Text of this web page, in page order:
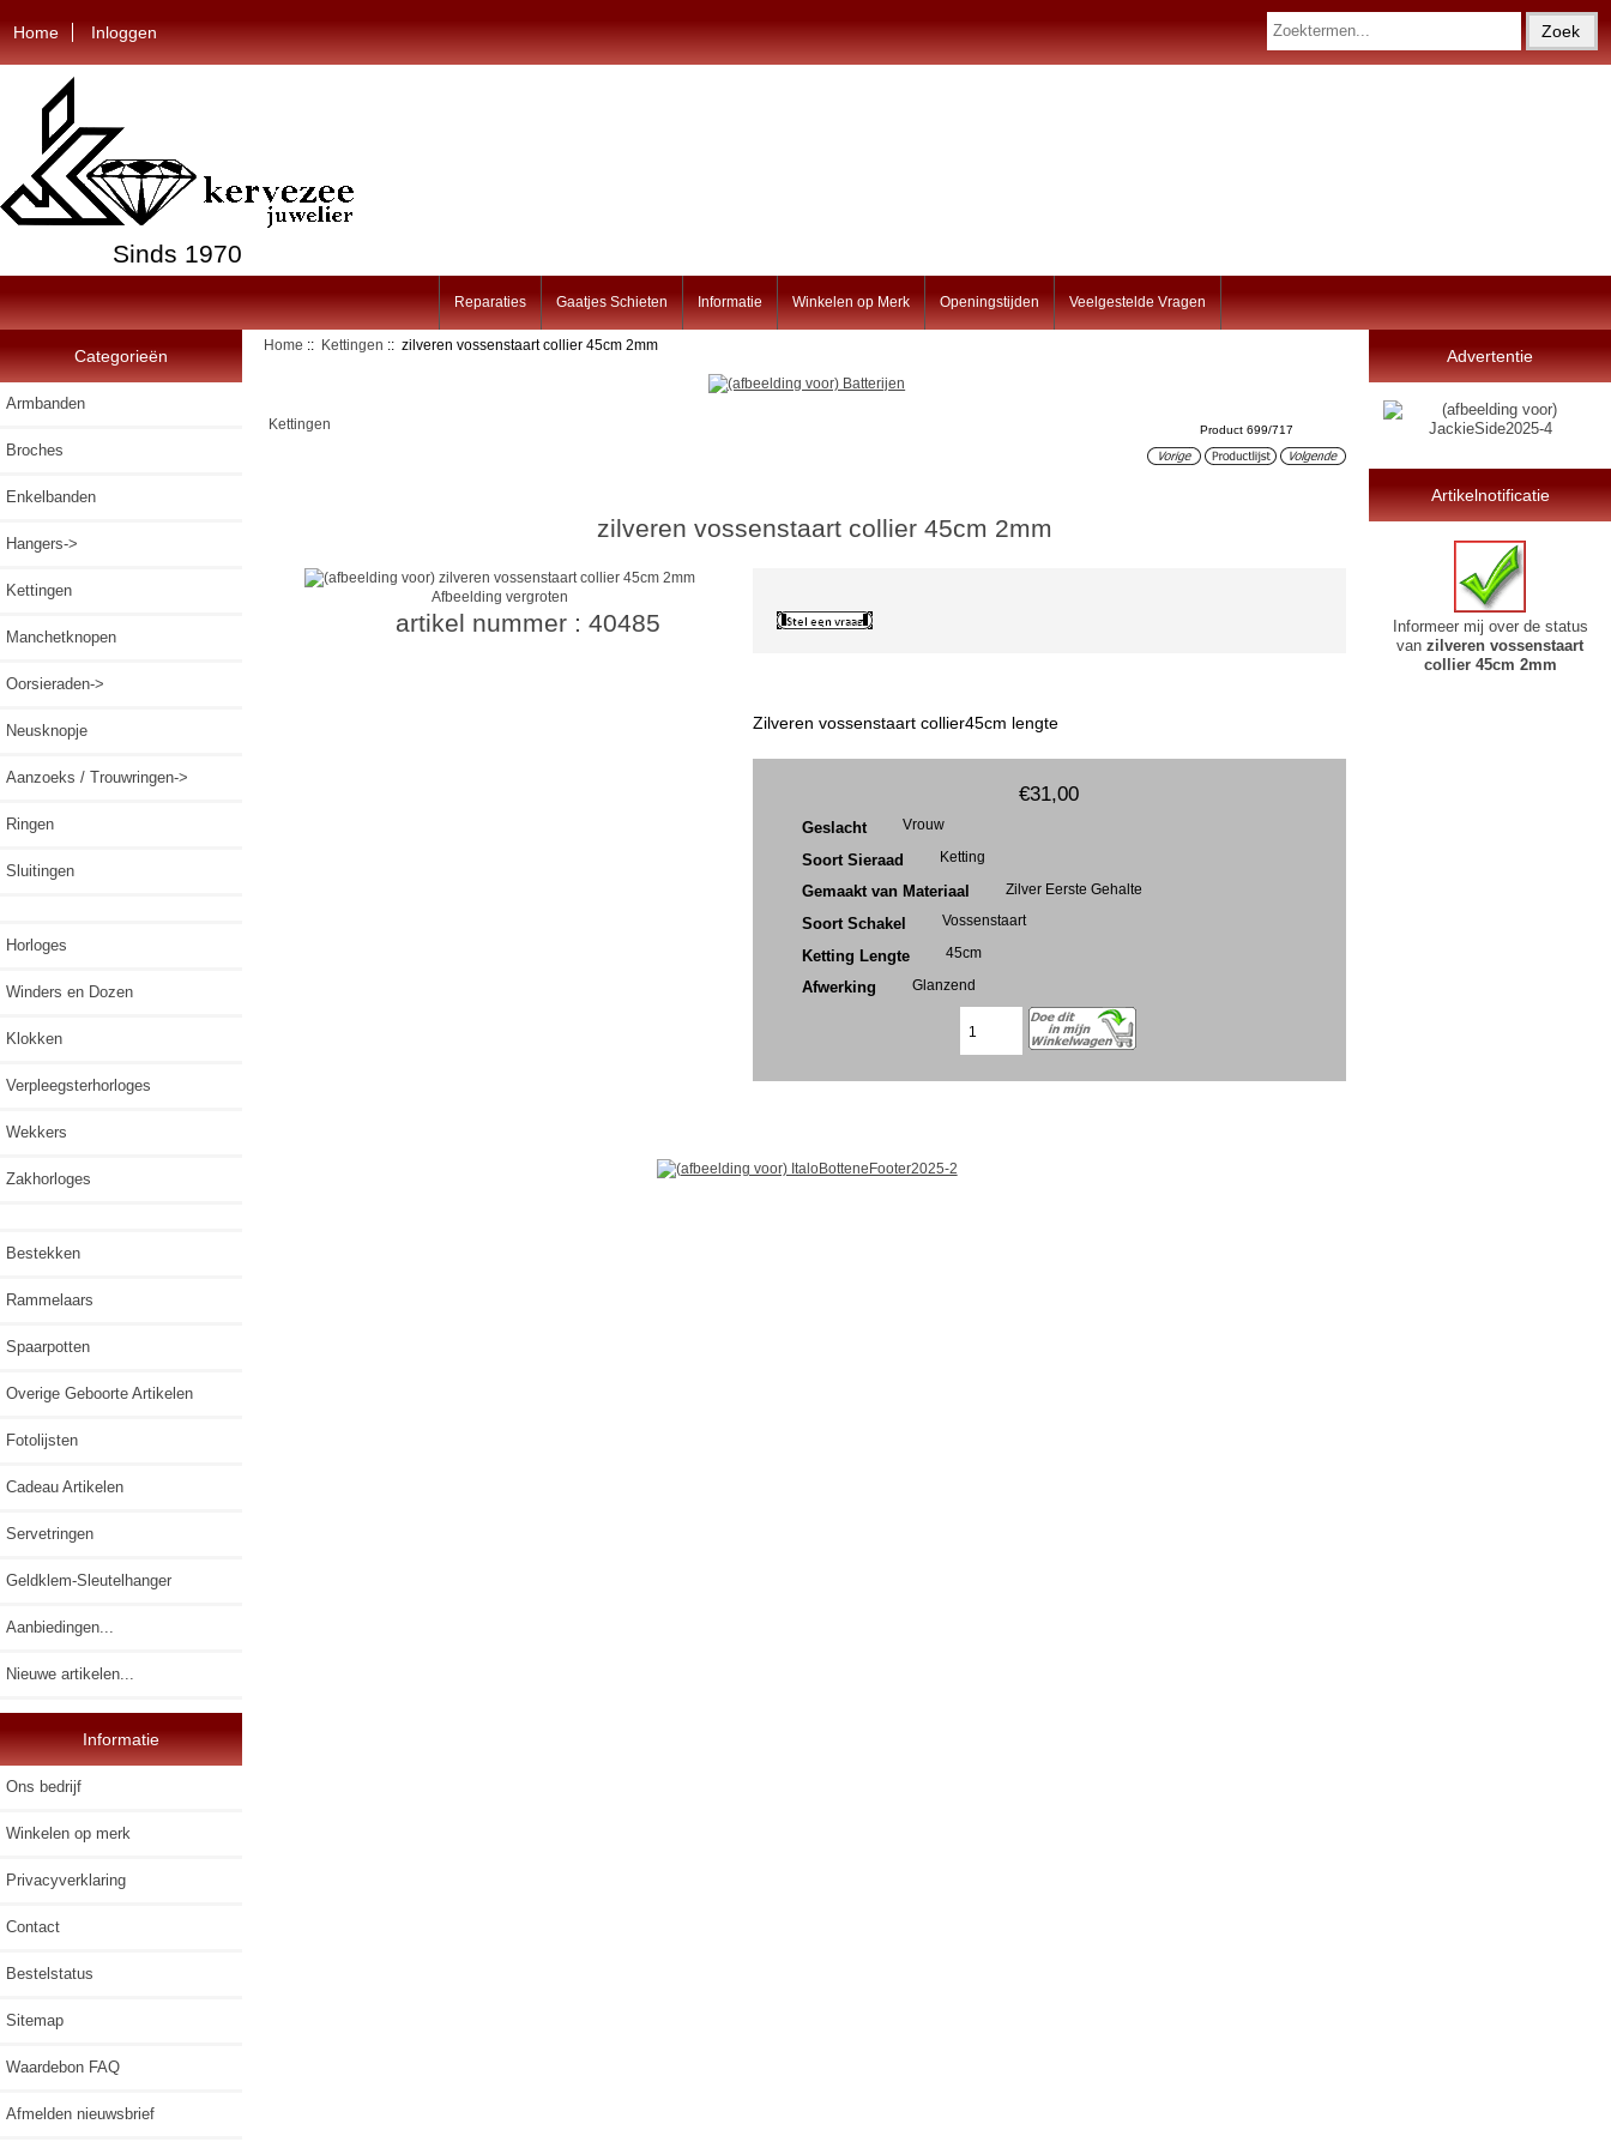
Home Inloggen
Sinds 1970
Reparaties Gaatjes Schieten Informatie Winkelen op Merk Openingstijden Veelgestelde Vragen
Categorieën
Armbanden
Broches
Enkelbanden
Hangers->
Kettingen
Manchetknopen
Oorsieraden->
Neusknopje
Aanzoeks / Trouwringen->
Ringen
Sluitingen
Horloges
Winders en Dozen
Klokken
Verpleegsterhorloges
Wekkers
Zakhorloges
Bestekken
Rammelaars
Spaarpotten
Overige Geboorte Artikelen
Fotolijsten
Cadeau Artikelen
Servetringen
Geldklem-Sleutelhanger
Aanbiedingen...
Nieuwe artikelen...
Informatie
Ons bedrijf
Winkelen op merk
Privacyverklaring
Contact
Bestelstatus
Sitemap
Waardebon FAQ
Afmelden nieuwsbrief
Home :: Kettingen :: zilveren vossenstaart collier 45cm 2mm
Kettingen Product 699/717
zilveren vossenstaart collier 45cm 2mm
Afbeelding vergroten
artikel nummer : 40485
Zilveren vossenstaart collier45cm lengte
€31,00
Geslacht Vrouw
Soort Sieraad Ketting
Gemaakt van Materiaal Zilver Eerste Gehalte
Soort Schakel Vossenstaart
Ketting Lengte 45cm
Afwerking Glanzend
Advertentie
Artikelnotificatie
Informeer mij over de status
vanzilveren vossenstaart
collier 45cm 2mm